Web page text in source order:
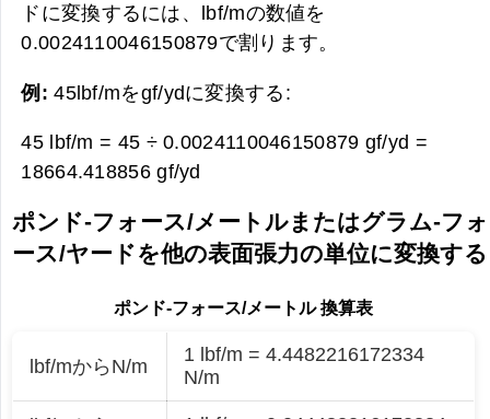
ドに変換するには、lbf/mの数値を
0.0024110046150879で割ります。
例:45lbf/mをgf/ydに変換する:
45 lbf/m = 45 ÷ 0.0024110046150879 gf/yd =
18664.418856 gf/yd
ポンド-フォース/メートルまたはグラム-フォ
ース/ヤードを他の表面張力の単位に変換する
ポンド-フォース/メートル 換算表
lbf/mからN/m
1 lbf/m = 4.4482216172334
N/m